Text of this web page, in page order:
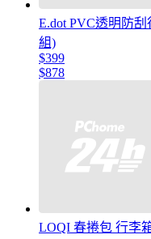
E.dot PVC透明防
組)
$399
$878
LOQI 春捲包 行李